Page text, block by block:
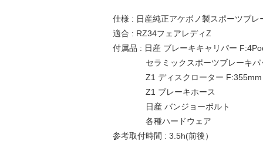
仕様 : 日産純正アケボノ製スポーツブ
適合 : RZ34フェアレディZ
付属品 : 日産 ブレーキキャリパー
セラミックスポーツブレーキパ
Z1 ディスクローター F:355mm
Z1 ブレーキホース
日産 バンジョーボルト
各種ハードウェア
参考取付時間 : 3.5h(前後）